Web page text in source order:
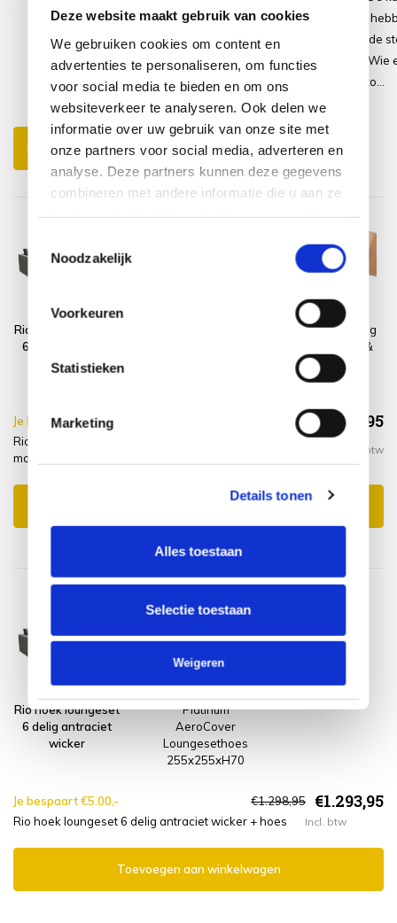
Deze website maakt gebruik van cookies
We gebruiken cookies om content en
advertenties te personaliseren, om functies
voor social media te bieden en om ons
websiteverkeer te analyseren. Ook delen we
informatie over uw gebruik van onze site met
onze partners voor social media, adverteren en
analyse. Deze partners kunnen deze gegevens
combineren met andere informatie die u aan ze
Noodzakelijk
Voorkeuren
Statistieken
Marketing
Details tonen
Alles toestaan
Selectie toestaan
Weigeren
zijn van hoge kwaliteit en
een speciale vochtwerende
makkelijk afneembaar is. Wie
comfortabele loungeset zo...
Lees meer
Schrijf je eigen review
Rio hoek loungeset
6 delig antraciet
wicker
Montagelevering
- Extra gemak &
geen afval
Je bespaart €15.00,- €1.523,95 €1.508,95
Rio hoek loungeset 6 delig antraciet wicker + hoes +
montagelevering
Incl. btw
Rio hoek loungeset
6 delig antraciet
wicker
Platinum
AeroCover
Loungesethoes
255x255xH70
Je bespaart €5.00,- €1.298,95 €1.293,95
Rio hoek loungeset 6 delig antraciet wicker + hoes Incl. btw
Toevoegen aan winkelwagen